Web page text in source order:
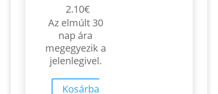
2.10€
Az elmúlt 30
nap ára
megegyezik a
jelenlegivel.
Kosárba